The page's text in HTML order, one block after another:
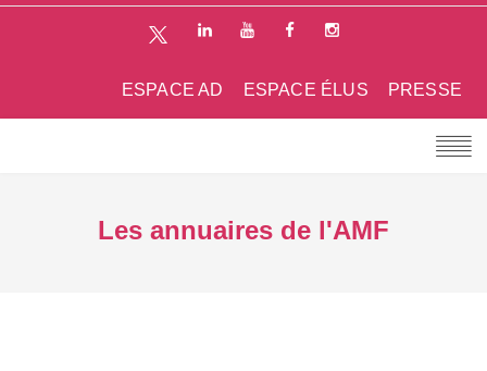
PRESSE
ESPACE ÉLUS
ESPACE AD
Les annuaires de l'AMF